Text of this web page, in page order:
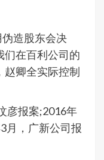
造股东会决
们在百利公司的
赵卿全实际控制
彦报案;2016年
月，广新公司报